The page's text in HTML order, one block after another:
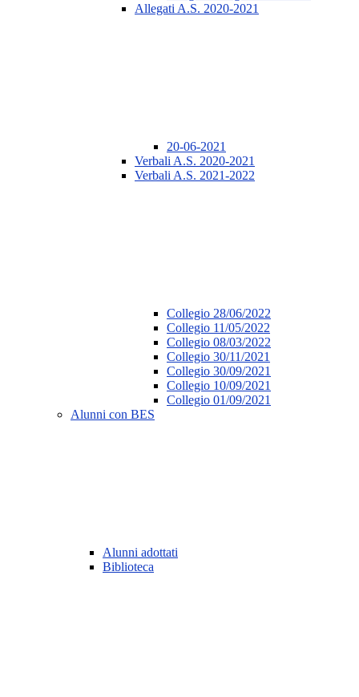
Allegati A.S. 2020-2021
20-06-2021
Verbali A.S. 2020-2021
Verbali A.S. 2021-2022
Collegio 28/06/2022
Collegio 11/05/2022
Collegio 08/03/2022
Collegio 30/11/2021
Collegio 30/09/2021
Collegio 10/09/2021
Collegio 01/09/2021
Alunni con BES
Alunni adottati
Biblioteca